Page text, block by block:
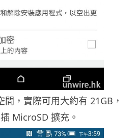
，實際可用大約有 21GB，
MicroSD 擴充。